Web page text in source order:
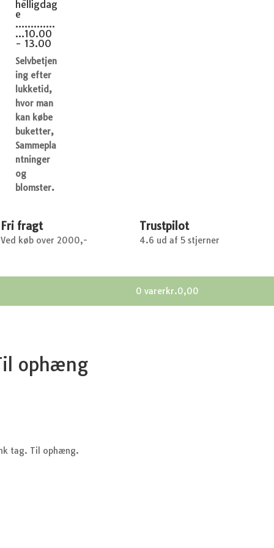
helligdag
e
.............
...10.00
- 13.00
Selvbetjen
ing efter
lukketid,
hvor man
kan købe
buketter,
Sammepla
ntninger
og
blomster.
Fri fragt
Ved køb over 2000,-
Trustpilot
4.6 ud af 5 stjerner
0 varerkr.0,00
ophæng
tag. Til ophæng.